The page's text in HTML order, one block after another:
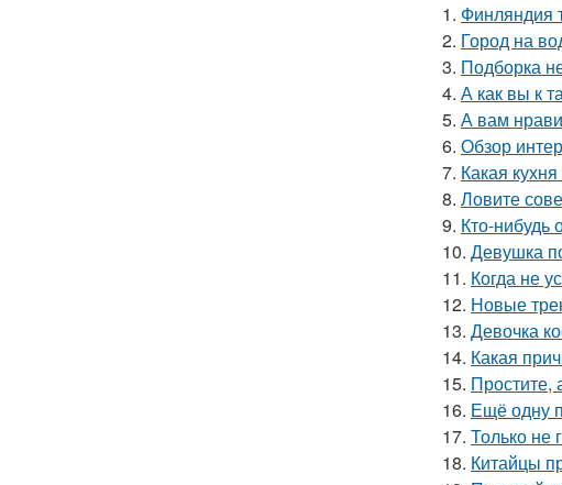
1. Финляндия
2. Город на
3. Подборка
4. А как вы к
5. А вам
6. Обзор
7. Какая
8. Ловите
9. Кто-нибудь
10. Девушка
11. Когда не
12. Новые
13. Девочка
14. Какая
15. Простите,
16. Ещё одну
17. Только не
18. Китайцы